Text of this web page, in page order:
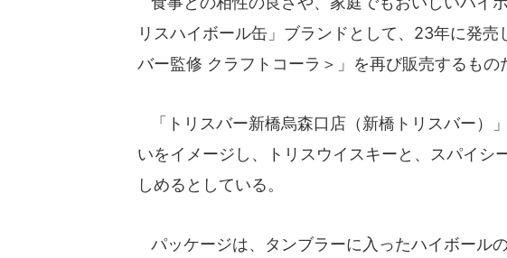
リスハイボール缶」ブランドとして、23年に発
バー監修 クラフトコーラ＞」を再び販売するもの
「トリスバー新橋烏森口店（新橋トリスバー）
いをイメージし、トリスウイスキーと、スパイシ
しめるとしている。
パッケージは、タンブラーに入ったハイボール